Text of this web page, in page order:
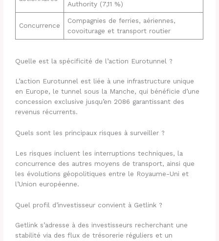
Authority (7,11 %)
Concurrence
Compagnies de ferries, aériennes,
covoiturage et transport routier
Quelle est la spécificité de l’action Eurotunnel ?
L’action Eurotunnel est liée à une infrastructure unique
en Europe, le tunnel sous la Manche, qui bénéficie d’une
concession exclusive jusqu’en 2086 garantissant des
revenus récurrents.
Quels sont les principaux risques à surveiller ?
Les risques incluent les interruptions techniques, la
concurrence des autres moyens de transport, ainsi que
les évolutions géopolitiques entre le Royaume-Uni et
l’Union européenne.
Quel profil d’investisseur convient à Getlink ?
Getlink s’adresse à des investisseurs recherchant une
stabilité via des flux de trésorerie réguliers et un